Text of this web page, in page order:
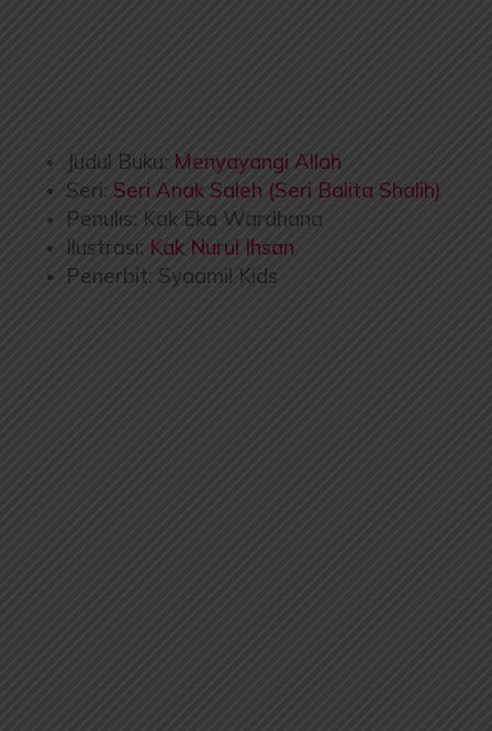
Judul Buku: Menyayangi Allah
Seri: Seri Anak Saleh (Seri Balita Shalih)
Penulis: Kak Eka Wardhana
Ilustrasi: Kak Nurul Ihsan
Penerbit: Syaamil Kids